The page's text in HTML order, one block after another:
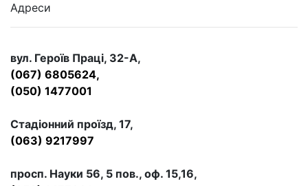
Адреси
вул. Героїв Праці, 32-А,
(067) 6805624,
(050) 1477001
Стадіонний проїзд, 17,
(063) 9217997
просп. Науки 56, 5 пов., оф. 15,16,